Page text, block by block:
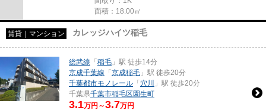
面積：18.00㎡
賃貸｜マンション カレッジハイツ稲毛
総武線 「稲毛 」駅 徒歩14分
京成千葉線 「京成稲毛 」駅 徒歩20分
千葉都市モノレール 「穴川
」駅 徒歩20分
千葉県千葉市稲毛区園生町
3.1万円～3.7万円